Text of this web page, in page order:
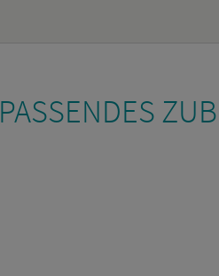
PAS­SEN­DES